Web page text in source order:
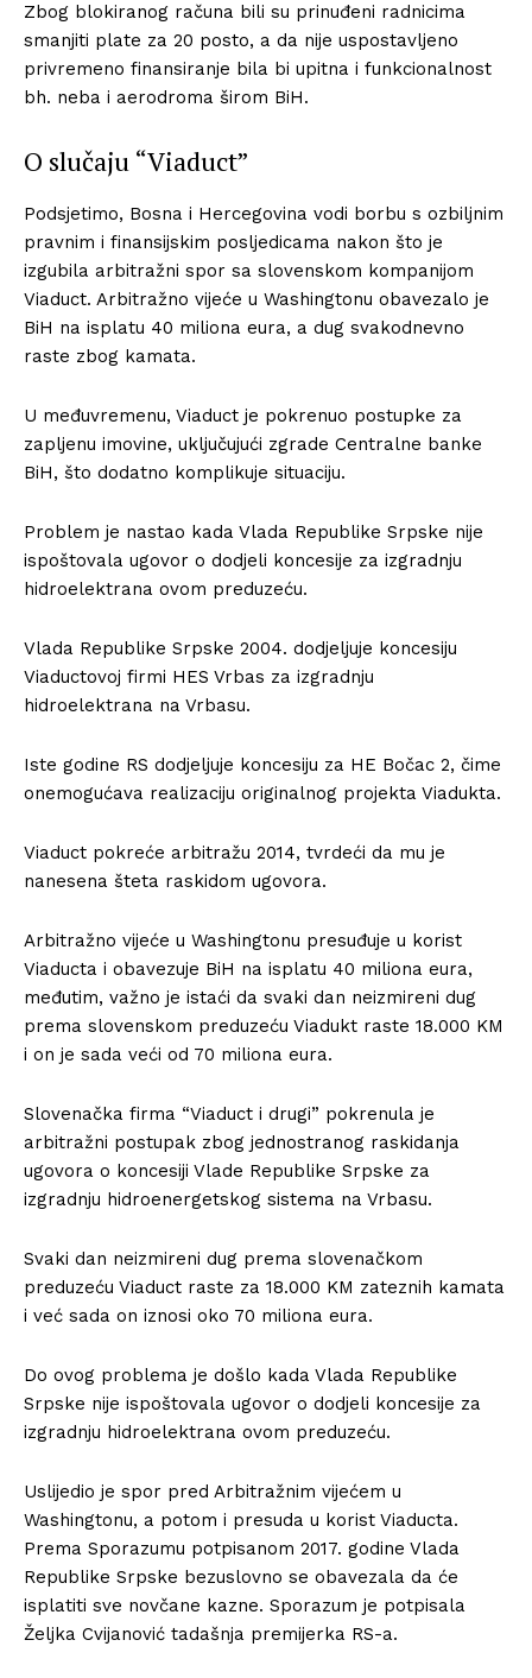
Zbog blokiranog računa bili su prinuđeni radnicima
smanjiti plate za 20 posto, a da nije uspostavljeno
privremeno finansiranje bila bi upitna i funkcionalnost
bh. neba i aerodroma širom BiH.
O slučaju “Viaduct”
Podsjetimo, Bosna i Hercegovina vodi borbu s ozbiljnim
pravnim i finansijskim posljedicama nakon što je
izgubila arbitražni spor sa slovenskom kompanijom
Viaduct. Arbitražno vijeće u Washingtonu obavezalo je
BiH na isplatu 40 miliona eura, a dug svakodnevno
raste zbog kamata.
U međuvremenu, Viaduct je pokrenuo postupke za
zapljenu imovine, uključujući zgrade Centralne banke
BiH, što dodatno komplikuje situaciju.
Problem je nastao kada Vlada Republike Srpske nije
ispoštovala ugovor o dodjeli koncesije za izgradnju
hidroelektrana ovom preduzeću.
Vlada Republike Srpske 2004. dodjeljuje koncesiju
Viaductovoj firmi HES Vrbas za izgradnju
hidroelektrana na Vrbasu.
Iste godine RS dodjeljuje koncesiju za HE Bočac 2, čime
onemogućava realizaciju originalnog projekta Viadukta.
Viaduct pokreće arbitražu 2014, tvrdeći da mu je
nanesena šteta raskidom ugovora.
Arbitražno vijeće u Washingtonu presuđuje u korist
Viaducta i obavezuje BiH na isplatu 40 miliona eura,
međutim, važno je istaći da svaki dan neizmireni dug
prema slovenskom preduzeću Viadukt raste 18.000 KM
i on je sada veći od 70 miliona eura.
Slovenačka firma “Viaduct i drugi” pokrenula je
arbitražni postupak zbog jednostranog raskidanja
ugovora o koncesiji Vlade Republike Srpske za
izgradnju hidroenergetskog sistema na Vrbasu.
Svaki dan neizmireni dug prema slovenačkom
preduzeću Viaduct raste za 18.000 KM zateznih kamata
i već sada on iznosi oko 70 miliona eura.
Do ovog problema je došlo kada Vlada Republike
Srpske nije ispoštovala ugovor o dodjeli koncesije za
izgradnju hidroelektrana ovom preduzeću.
Uslijedio je spor pred Arbitražnim vijećem u
Washingtonu, a potom i presuda u korist Viaducta.
Prema Sporazumu potpisanom 2017. godine Vlada
Republike Srpske bezuslovno se obavezala da će
isplatiti sve novčane kazne. Sporazum je potpisala
Željka Cvijanović tadašnja premijerka RS-a.